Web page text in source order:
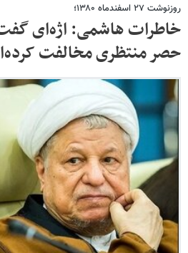
روزنوشت ۲۷ اسفندماه ۱۳۸۰؛
خاطرات هاشمی: اژه‌ای
حصر منتظری مخالفت